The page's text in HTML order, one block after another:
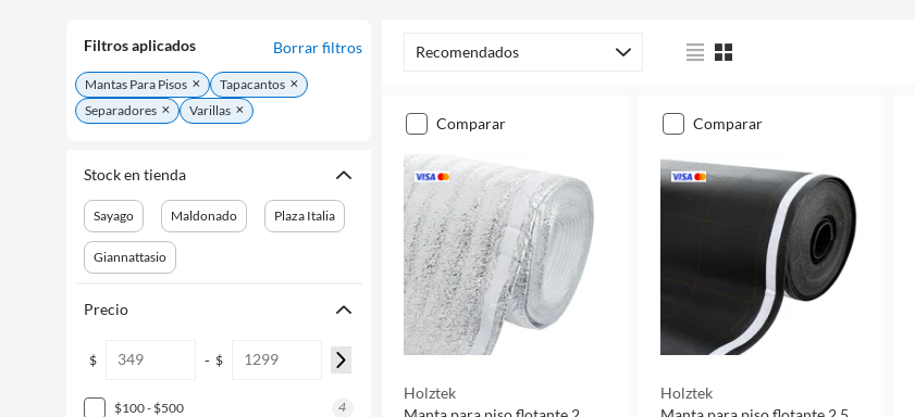
Filtros aplicados Borrar filtros
Mantas Para Pisos
Tapacantos
Separadores
Varillas
Stock en tienda
Sayago Maldonado Plaza Italia
Giannattasio
Precio
$ - $
$100 - $500
4
Recomendados
comparar
Holztek
comparar
Holztek